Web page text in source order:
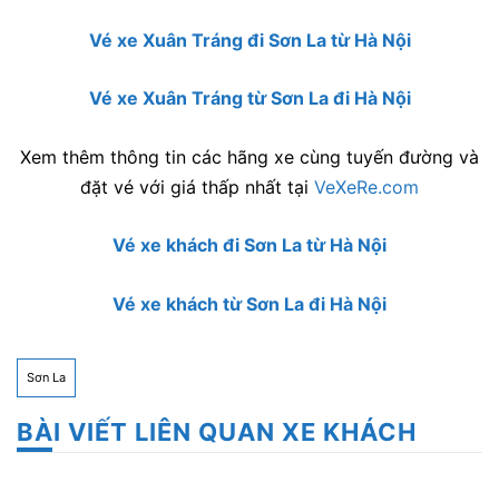
Vé xe Xuân Tráng đi Sơn La từ Hà Nội
Vé xe Xuân Tráng từ Sơn La đi Hà Nội
Xem thêm thông tin các hãng xe cùng tuyến đường và
đặt vé với giá thấp nhất tại VeXeRe.com
Vé xe khách đi Sơn La từ Hà Nội
Vé xe khách từ Sơn La đi Hà Nội
Sơn La
BÀI VIẾT LIÊN QUAN XE KHÁCH